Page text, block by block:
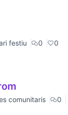
festiu 0 0
comunitaris
0